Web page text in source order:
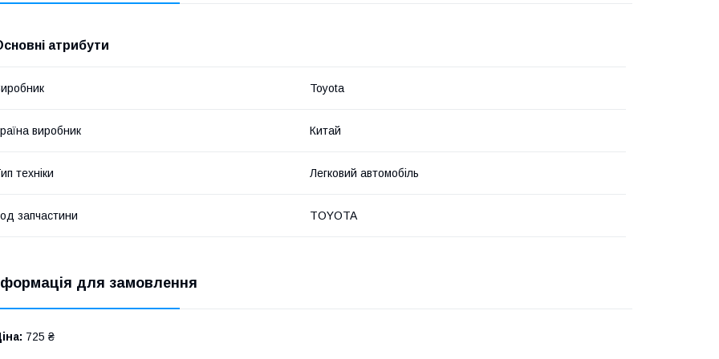
атрибути
Toyota
виробник Китай
техніки Легковий автомобіль
запчастини TOYOTA
для замовлення
725 ₴